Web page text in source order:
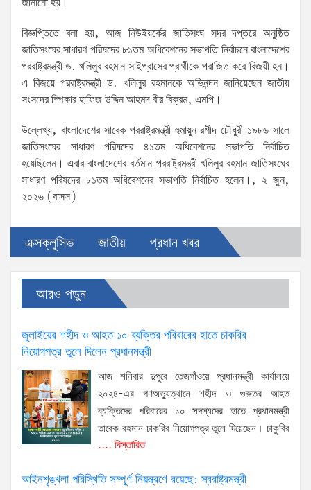
বিজ্ঞপ্তিতে বলা হয়, আজ নিউইয়র্কের জাতিসংঘ সদর দপ্তরে অনুষ্ঠিত
জাতিসংঘের সাধারণ পরিষদের ৮১তম অধিবেশনের সভাপতি নির্বাচনে বাংলাদেশের
পররাষ্ট্রমন্ত্রী ড. খলিলুর রহমান সাইপ্রাসের প্রার্থীকে পরাজিত করে বিজয়ী হন।
এ বিজয়ে পররাষ্ট্রমন্ত্রী ড. খলিলুর রহমানকে অভিনন্দন জানিয়েছেন জাতীয়
সংসদের স্পিকার হাফিজ উদ্দিন আহমদ বীর বিক্রম, এমপি।
উল্লেখ্য, বাংলাদেশের সাবেক পররাষ্ট্রমন্ত্রী হুমায়ুন রশীদ চৌধুরী ১৯৮৬ সালে
জাতিসংঘের সাধারণ পরিষদের ৪১তম অধিবেশনের সভাপতি নির্বাচিত
হয়েছিলেন। এবার বাংলাদেশের বর্তমান পররাষ্ট্রমন্ত্রী খলিলুর রহমান জাতিসংঘের
সাধারণ পরিষদের ৮১তম অধিবেশনের সভাপতি নির্বাচিত হলেন।, ২ জুন,
২০২৬ (বাসস)
এক্সক্লুসিভ জাতীয় প্রধান খবর
আরও পড়ুন
জুলাইয়ের শহীদ ও আহত ১০ ব্যক্তির পরিবারের হাতে চাকরির
নিয়োগপত্র তুলে দিলেন প্রধানমন্ত্রী
আজ শনিবার দুপুরে তেজগাঁওয়ে প্রধানমন্ত্রী কার্যালয়ে
২০২৪-এর গণঅভ্যুত্থানে শহীদ ও গুরুতর আহত
ব্যক্তিদের পরিবারের ১০ সদস্যদের হাতে প্রধানমন্ত্রী
তারেক রহমান চাকরির নিয়োগপত্র তুলে দিয়েছেন। চাকুরির
.... বিস্তারিত
আইনশৃঙ্খলা পরিস্থিতি সম্পূর্ণ নিয়ন্ত্রণে রয়েছে: স্বরাষ্ট্রমন্ত্রী